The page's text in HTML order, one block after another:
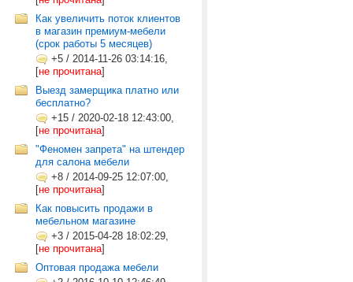
Как увеличить поток клиентов
в магазин премиум-мебели
(срок работы 5 месяцев)
+5 / 2014-11-26 03:14:16,
[не прочитана]
Выезд замерщика платно или
бесплатно?
+15 / 2020-02-18 12:43:00,
[не прочитана]
"Феномен запрета" на штендер
для салона мебели
+8 / 2014-09-25 12:07:00,
[не прочитана]
Как повысить продажи в
мебельном магазине
+3 / 2015-04-28 18:02:29,
[не прочитана]
Оптовая продажа мебели